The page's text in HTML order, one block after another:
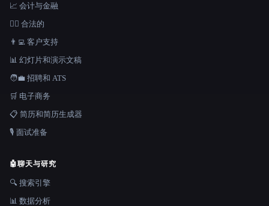
📈 会计与金融
👩‍⚖️ 合法的
👨‍💻 客户支持
📊 幻灯片和演示文稿
🧑‍💼 招聘和 ATS
🛒 电子商务
📋 简历和简历生成器
🎙️ 面试准备
🤖聊天与研究
🔍 搜索引擎
📊 数据分析